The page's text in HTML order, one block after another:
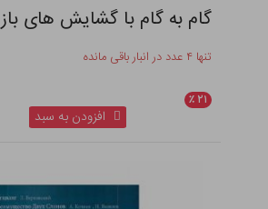
گام به گام با گشایش های باز
تنها ۴ عدد در انبار باقی مانده
۲۱ ٪
افزودن به سبد